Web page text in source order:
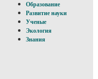
Образование
Развитие науки
Ученые
Экология
Знания